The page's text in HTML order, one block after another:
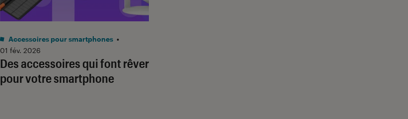
Des accessoires qui font rêver
pour votre smartphone
Accessoires pour smartphones •
01 fév. 2026